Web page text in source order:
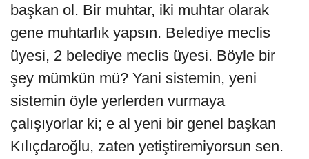
başkan ol. Bir muhtar, iki muhtar olarak
gene muhtarlık yapsın. Belediye meclis
üyesi, 2 belediye meclis üyesi. Böyle bir
şey mümkün mü? Yani sistemin, yeni
sistemin öyle yerlerden vurmaya
çalışıyorlar ki; e al yeni bir genel başkan
Kılıçdaroğlu, zaten yetiştiremiyorsun sen.